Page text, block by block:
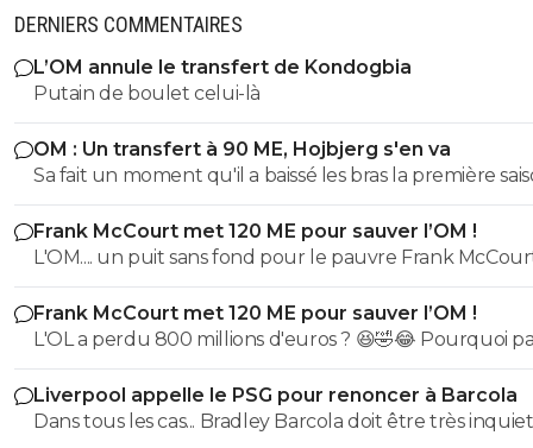
DERNIERS COMMENTAIRES
L’OM annule le transfert de Kondogbia
Putain de boulet celui-là
OM : Un transfert à 90 ME, Hojbjerg s'en va
Sa fait un moment qu'il a baissé les bras la première
etait top mais depuis quelques match etait en dessus.
et bon vent a lui pour le reste de sa carrière ...
Frank McCourt met 120 ME pour sauver l’OM !
L'OM.... un puit sans fond pour le pauvre Frank
Frank McCourt met 120 ME pour sauver l’OM !
L'OL a perdu 800 millions d'euros ? 😆🤣😂 Pourquoi pas un
milliard tant que tu y es ! ^^
Liverpool appelle le PSG pour renoncer à Barcola
Dans tous les cas... Bradley Barcola doit être très inquiet.